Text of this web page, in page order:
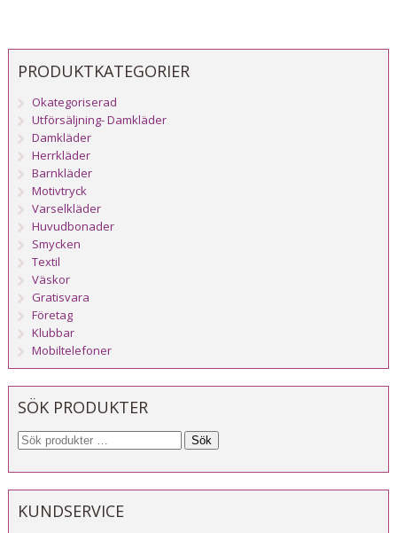
PRODUKTKATEGORIER
Okategoriserad
Utförsäljning- Damkläder
Damkläder
Herrkläder
Barnkläder
Motivtryck
Varselkläder
Huvudbonader
Smycken
Textil
Väskor
Gratisvara
Företag
Klubbar
Mobiltelefoner
SÖK PRODUKTER
Sök
KUNDSERVICE